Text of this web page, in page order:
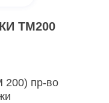
TM200
200) пр-во